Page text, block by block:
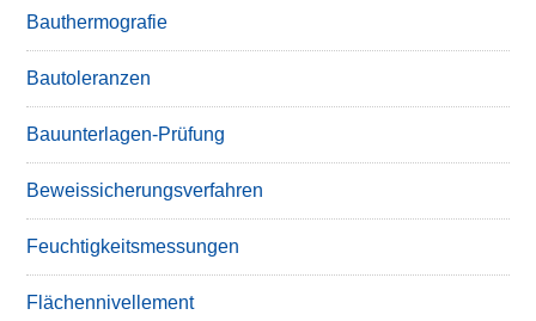
Bauthermografie
Bautoleranzen
Bauunterlagen-Prüfung
Beweissicherungsverfahren
Feuchtigkeitsmessungen
Flächennivellement